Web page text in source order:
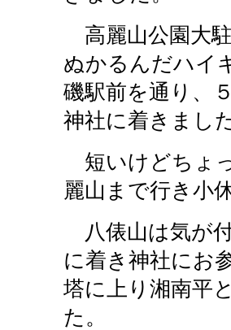
高麗山公園大
ぬかるんだハイ
磯駅前を通り、
神社に着きまし
短いけどちょ
麗山まで行き小
八俵山は気が
に着き神社にお
塔に上り湘南平
た。